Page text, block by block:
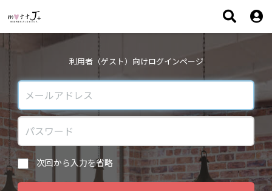
利用者（ゲスト）向けログインページ
次回から入力を省略